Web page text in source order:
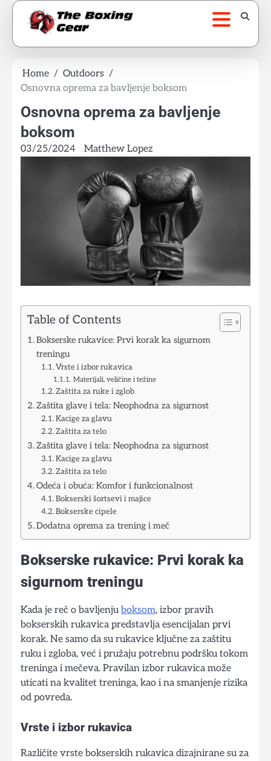
Skip
Home
Outdoors
Osnovna oprema za bavljenje boksom
Osnovna oprema za bavljenje
boksom
03/25/2024 Matthew Lopez
Table of Contents
Bokserske rukavice: Prvi korak ka sigurnom
treningu
Vrste i izbor rukavica
Materijali, veličine i težine
Zaštita za ruke i zglob
Zaštita glave i tela: Neophodna za sigurnost
Kacige za glavu
Zaštita za telo
Zaštita glave i tela: Neophodna za sigurnost
Kacige za glavu
Zaštita za telo
Odeća i obuća: Komfor i funkcionalnost
Bokserski šortsevi i majice
Bokserske cipele
Dodatna oprema za trening i meč
Bokserske rukavice: Prvi korak ka
sigurnom treningu
Kada je reč o bavljenjuboksom, izbor pravih
bokserskih rukavica predstavlja esencijalan prvi
korak. Ne samo da su rukavice ključne za zaštitu
ruku i zgloba, već i pružaju potrebnu podršku tokom
treninga i mečeva. Pravilan izbor rukavica može
uticati na kvalitet treninga, kao i na smanjenje rizika
od povreda.
Vrste i izbor rukavica
Različite vrste bokserskih rukavica dizajnirane su za